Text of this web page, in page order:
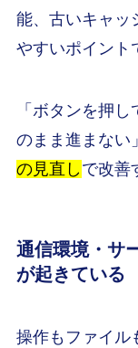
能、古いキャッ
やすいポイント
「ボタンを押
のまま進まない
の見直し で改善
通信環境・サ
が起きている
操作もファイル